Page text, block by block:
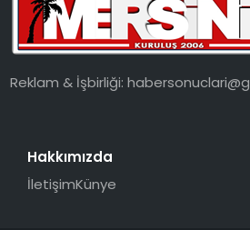
Reklam & İşbirliği:
Hakkımızda
İletişimKünye